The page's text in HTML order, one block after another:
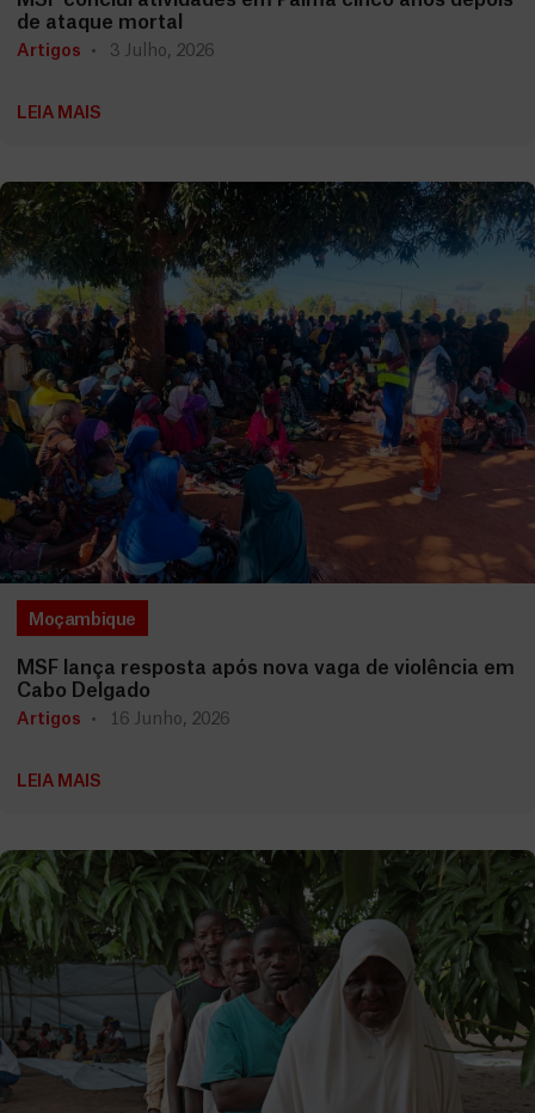
de ataque mortal
Artigos 3 Julho, 2026
LEIA MAIS
Moçambique
MSF lança resposta após nova vaga de violência em
Cabo Delgado
Artigos 16 Junho, 2026
LEIA MAIS